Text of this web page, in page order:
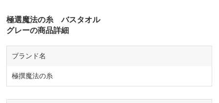
極選魔法の糸 バスタオル
グレーの商品詳細
ブランド名
極撰魔法の糸